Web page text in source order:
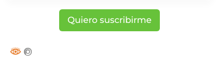
Quiero suscribirme